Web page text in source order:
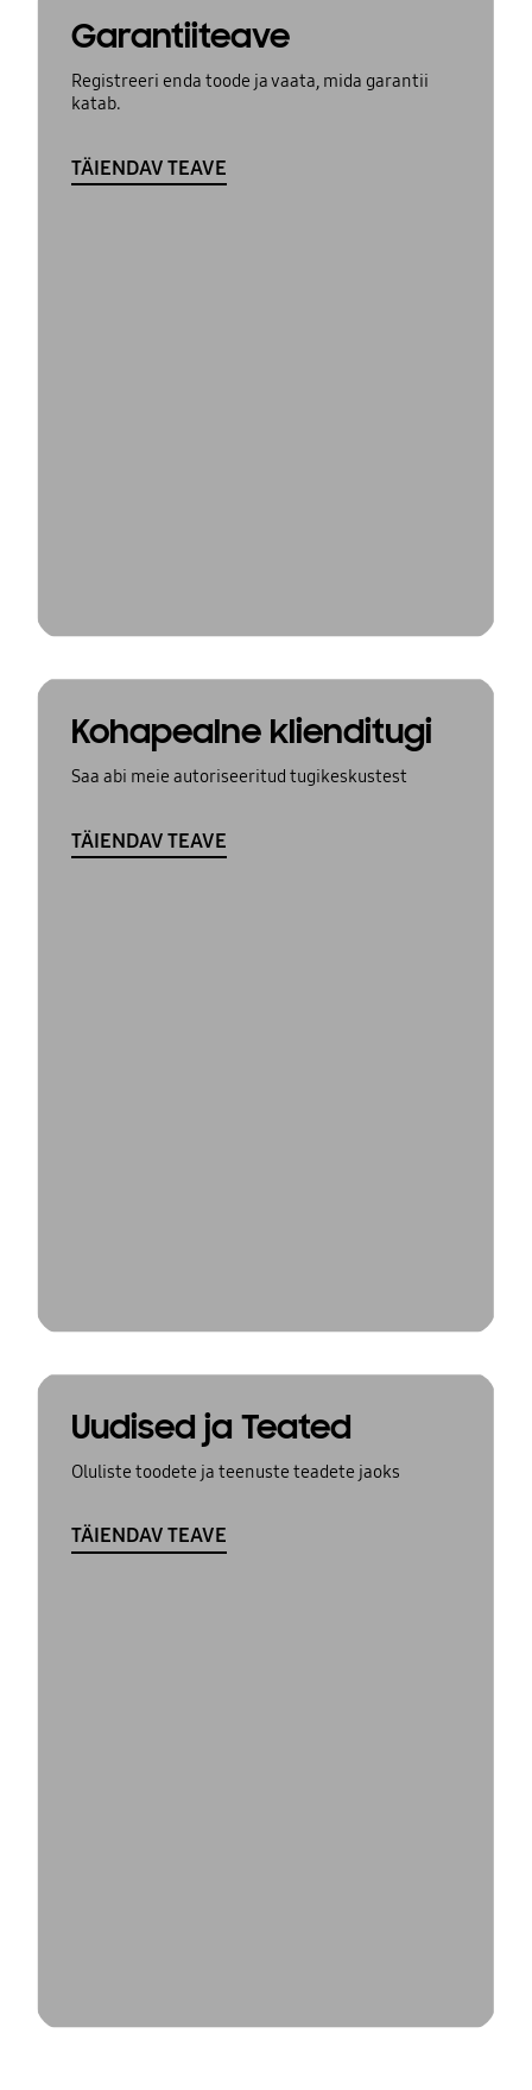
Garantiiteave
Registreeri enda toode ja vaata, mida garantii
katab.
TÄIENDAV TEAVE
Kohapealne klienditugi
Saa abi meie autoriseeritud tugikeskustest
TÄIENDAV TEAVE
Uudised ja Teated
Oluliste toodete ja teenuste teadete jaoks
TÄIENDAV TEAVE